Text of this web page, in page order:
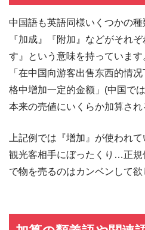
中国語も英語同様いくつかの種
『加成』『附加』などがそれ
す』という意味を持っています
「在中国向游客出售东西的情
格中增加一定的金额」(中国で
本来の売値にいくらか加算さ
上記例では『增加』が使われて
観光客相手にぼったくり…正規
で物を売るのはカンベンして